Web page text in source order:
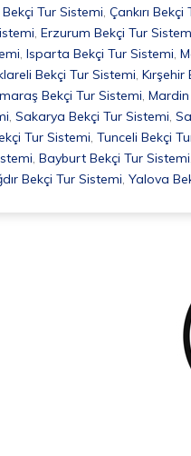
Tur Sistemi, Çankırı
, Erzurum Bekçi Tur
, Isparta Bekçi Tur Sistemi,
Bekçi Tur Sistemi,
Bekçi Tur Sistemi,
, Sakarya Bekçi Tur Sistemi,
Tur Sistemi, Tunceli Bekçi
, Bayburt Bekçi Tur Sistemi
Bekçi Tur Sistemi, Yalova